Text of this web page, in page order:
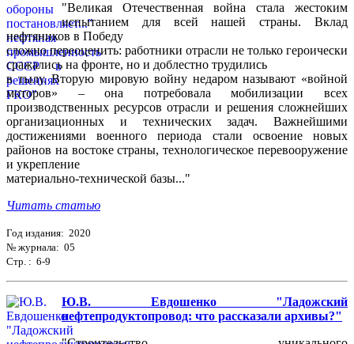
"Великая Отечественная война стала жестоким
испытанием для всей нашей страны. Вклад
нефтяников в Победу
сложно переоценить: работники отрасли не только героически
сражались на фронте, но и доблестно трудились
в тылу. Вторую мировую войну недаром называют «войной
моторов» – она потребовала мобилизации всех
производственных ресурсов отрасли и решения сложнейших
организационных и технических задач. Важнейшими
достижениями военного периода стали освоение новых
районов на востоке страны, технологическое перевооружение
и укрепление
материально-технической базы..."
Читать статью
Год издания: 2020
№ журнала: 05
Стр. : 6-9
Ю.В. Евдошенко "Ладожский
нефтепродуктопровод: что рассказали архивы?"